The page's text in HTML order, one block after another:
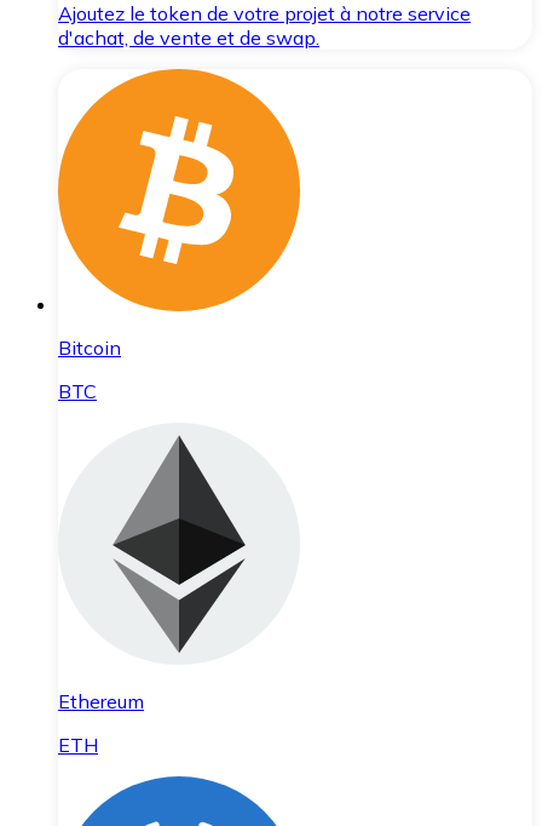
Ajoutez le token de votre projet à notre service
d'achat, de vente et de swap.
Bitcoin
BTC
Ethereum
ETH